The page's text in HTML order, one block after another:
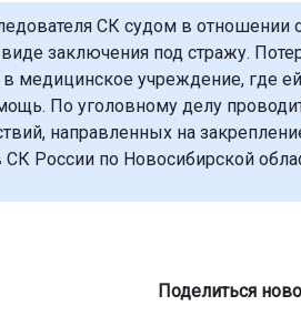
СК судом в отношении
заключения под стражу.
в медицинское учреждение, где
По уголовному делу
направленных на
России по Новосибирской
Поделиться